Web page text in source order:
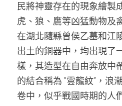
民將神靈存在的現象繪製
虎、狼、鷹等凶猛動物及
在湖北隨縣曾侯乙墓和江
出土的銅器中，均出現了
樣，其造型在自由奔放中
的結合稱為 ”雲龍紋”，浪
卷中，似乎戰國時期的人